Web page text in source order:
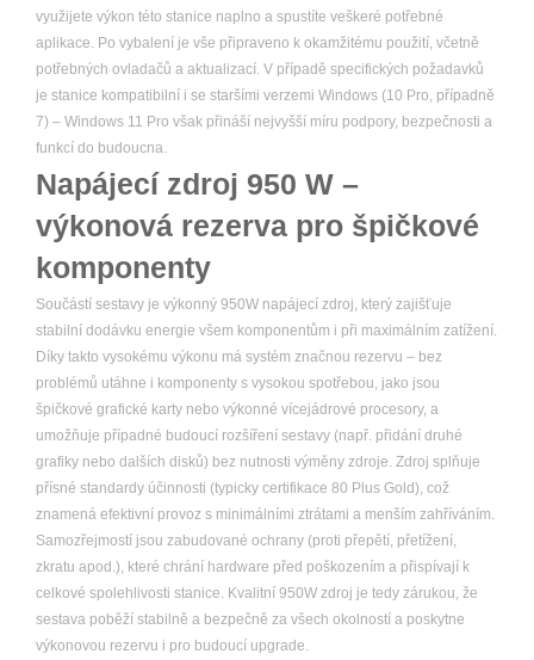
využijete výkon této stanice naplno a spustíte veškeré potřebné
aplikace. Po vybalení je vše připraveno k okamžitému použití, včetně
potřebných ovladačů a aktualizací. V případě specifických požadavků
je stanice kompatibilní i se staršími verzemi Windows (10 Pro, případně
7) – Windows 11 Pro však přináší nejvyšší míru podpory, bezpečnosti a
funkcí do budoucna.
Napájecí zdroj 950 W –
výkonová rezerva pro špičkové
komponenty
Součástí sestavy je výkonný 950W napájecí zdroj, který zajišťuje
stabilní dodávku energie všem komponentům i při maximálním zatížení.
Díky takto vysokému výkonu má systém značnou rezervu – bez
problémů utáhne i komponenty s vysokou spotřebou, jako jsou
špičkové grafické karty nebo výkonné vícejádrové procesory, a
umožňuje případné budoucí rozšíření sestavy (např. přidání druhé
grafiky nebo dalších disků) bez nutnosti výměny zdroje. Zdroj splňuje
přísné standardy účinnosti (typicky certifikace 80 Plus Gold), což
znamená efektivní provoz s minimálními ztrátami a menším zahříváním.
Samozřejmostí jsou zabudované ochrany (proti přepětí, přetížení,
zkratu apod.), které chrání hardware před poškozením a přispívají k
celkové spolehlivosti stanice. Kvalitní 950W zdroj je tedy zárukou, že
sestava poběží stabilně a bezpečně za všech okolností a poskytne
výkonovou rezervu i pro budoucí upgrade.